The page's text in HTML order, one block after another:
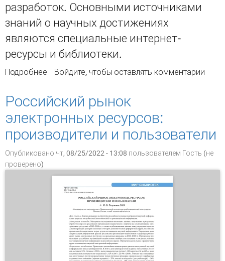
разработок. Основными источниками
знаний о научных достижениях
являются специальные интернет-
ресурсы и библиотеки.
Подробнее о Научная информация в современном
библиотек
Войдите, чтобы оставлять комментарии
Российский рынок
электронных ресурсов:
производители и пользователи
Опубликовано чт, 08/25/2022 - 13:08 пользователем Гость (не
проверено)